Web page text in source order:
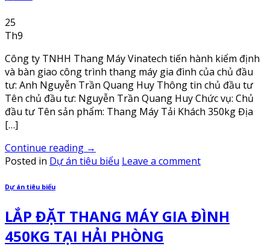
25
Th9
Công ty TNHH Thang Máy Vinatech tiến hành kiểm định
và bàn giao công trình thang máy gia đình của chủ đầu
tư: Anh Nguyễn Trần Quang Huy Thông tin chủ đầu tư
Tên chủ đầu tư: Nguyễn Trần Quang Huy Chức vụ: Chủ
đầu tư Tên sản phẩm: Thang Máy Tải Khách 350kg Địa
[…]
Continue reading →
Posted in Dự án tiêu biểu Leave a comment
Dự án tiêu biểu
LẮP ĐẶT THANG MÁY GIA ĐÌNH
450KG TẠI HẢI PHÒNG